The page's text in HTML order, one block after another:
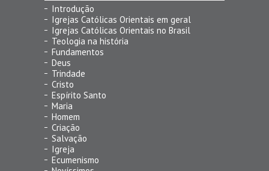
Introdução
Igrejas Católicas Orientais em geral
Igrejas Católicas Orientais no Brasil
Teologia na história
Fundamentos
Deus
Trindade
Cristo
Espírito Santo
Maria
Homem
Criação
Salvação
Igreja
Ecumenismo